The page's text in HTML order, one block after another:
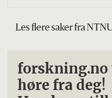
Les flere saker fra
høre fra deg!